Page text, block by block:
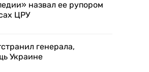
назвал ее рупором
ЦРУ
генерала,
Украине